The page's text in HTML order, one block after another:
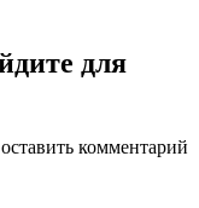
для
комментарий